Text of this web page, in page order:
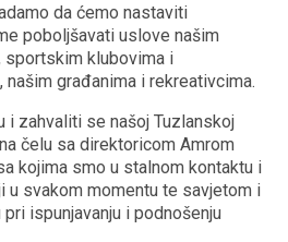
da ćemo nastaviti
poboljšavati uslove našim
klubovima i
našim građanima i rekreativcima.
zahvaliti se našoj Tuzlanskoj
čelu sa direktoricom Amrom
kojima smo u stalnom kontaktu i
u svakom momentu te savjetom i
ispunjavanju i podnošenju